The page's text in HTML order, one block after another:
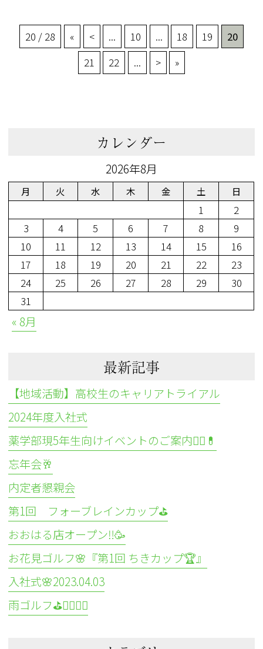
20 / 28 « < ... 10 ... 18 19
20
21
22 ... > »
カレンダー
2026年8月
月 火 水 木 金 土 日
1
2
3
4 5 6 7 8
9
10
11 12 13 14 15
16
17
18 19 20 21 22
23
24
25 26 27 28 29
30
31
« 8月
最新記事
【地域活動】高校生のキャリアトライアル
2024年度入社式
薬学部現5年生向けイベントのご案内👩‍⚕️💊
忘年会🥂
内定者懇親会
第1回 フォーブレインカップ⛳
おおはる店オープン‼️🥳
お花見ゴルフ🌸『第1回 ちきカップ🏆』
入社式🌸2023.04.03
雨ゴルフ⛳🏌️‍♀️🏌️‍♂️